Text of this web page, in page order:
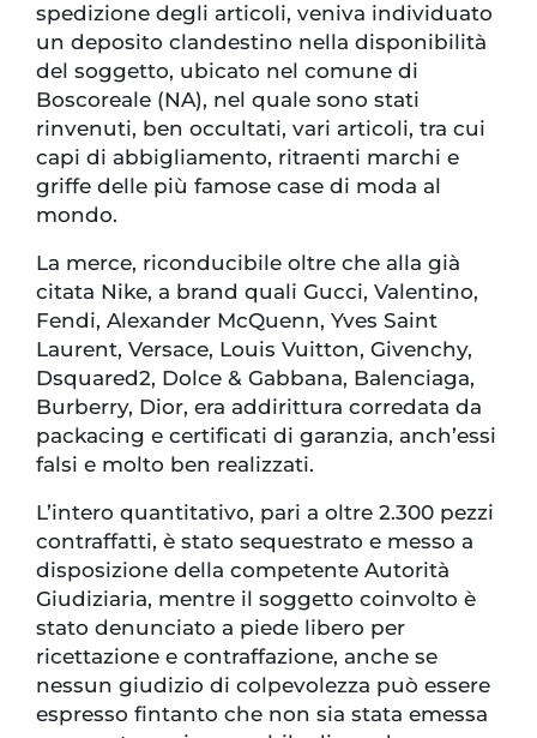
spedizione degli articoli, veniva individuato
un deposito clandestino nella disponibilità
del soggetto, ubicato nel comune di
Boscoreale (NA), nel quale sono stati
rinvenuti, ben occultati, vari articoli, tra cui
capi di abbigliamento, ritraenti marchi e
griffe delle più famose case di moda al
mondo.
La merce, riconducibile oltre che alla già
citata Nike, a brand quali Gucci, Valentino,
Fendi, Alexander McQuenn, Yves Saint
Laurent, Versace, Louis Vuitton, Givenchy,
Dsquared2, Dolce & Gabbana, Balenciaga,
Burberry, Dior, era addirittura corredata da
packacing e certificati di garanzia, anch’essi
falsi e molto ben realizzati.
L’intero quantitativo, pari a oltre 2.300 pezzi
contraffatti, è stato sequestrato e messo a
disposizione della competente Autorità
Giudiziaria, mentre il soggetto coinvolto è
stato denunciato a piede libero per
ricettazione e contraffazione, anche se
nessun giudizio di colpevolezza può essere
espresso fintanto che non sia stata emessa